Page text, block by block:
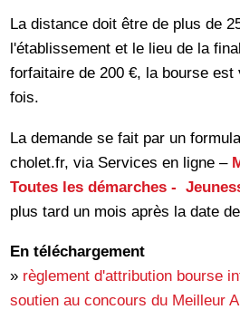
La distance doit être de plus de
l'établissement et le lieu de la
forfaitaire de 200 €, la bourse est
fois.
La demande se fait par un
cholet.fr, via Services en ligne –
Toutes les démarches -
plus tard un mois après la date
En téléchargement
» règlement d'attribution bourse
soutien au concours du Meilleur